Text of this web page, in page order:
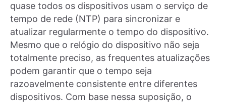
quase todos os dispositivos usam o serviço de
tempo de rede (NTP) para sincronizar e
atualizar regularmente o tempo do dispositivo.
Mesmo que o relógio do dispositivo não seja
totalmente preciso, as frequentes atualizações
podem garantir que o tempo seja
razoavelmente consistente entre diferentes
dispositivos. Com base nessa suposição, o